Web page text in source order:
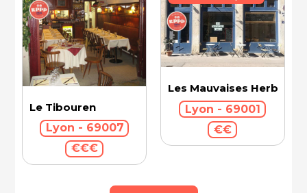
Le Tibouren
Lyon - 69007
€€€
Les Mauvaises Herbes
Lyon - 69001
€€